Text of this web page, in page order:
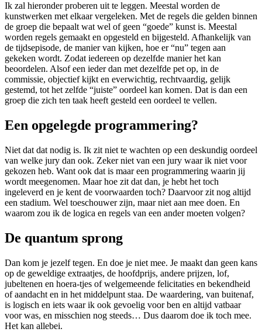
Ik zal hieronder proberen uit te leggen. Meestal worden de
kunstwerken met elkaar vergeleken. Met de regels die gelden binnen
de groep die bepaalt wat wel of geen “goede” kunst is. Meestal
worden regels gemaakt en opgesteld en bijgesteld. Afhankelijk van
de tijdsepisode, de manier van kijken, hoe er “nu” tegen aan
gekeken wordt. Zodat iedereen op dezelfde manier het kan
beoordelen. Alsof een ieder dan met dezelfde pet op, in de
commissie, objectief kijkt en everwichtig, rechtvaardig, gelijk
gestemd, tot het zelfde “juiste” oordeel kan komen. Dat is dan een
groep die zich ten taak heeft gesteld een oordeel te vellen.
Een opgelegde programmering?
Niet dat dat nodig is. Ik zit niet te wachten op een deskundig oordeel
van welke jury dan ook. Zeker niet van een jury waar ik niet voor
gekozen heb. Want ook dat is maar een programmering waarin jij
wordt meegenomen. Maar hoe zit dat dan, je hebt het toch
ingeleverd en je kent de voorwaarden toch? Daarvoor zit nog altijd
een stadium. Wel toeschouwer zijn, maar niet aan mee doen. En
waarom zou ik de logica en regels van een ander moeten volgen?
De quantum sprong
Dan kom je jezelf tegen. En doe je niet mee. Je maakt dan geen kans
op de geweldige extraatjes, de hoofdprijs, andere prijzen, lof,
jubeltenen en hoera-tjes of welgemeende felicitaties en bekendheid
of aandacht en in het middelpunt staa. De waardering, van buitenaf,
is logisch en iets waar ik ook gevoelig voor ben en altijd vatbaar
voor was, en misschien nog steeds… Dus daarom doe ik toch mee.
Het kan allebei.